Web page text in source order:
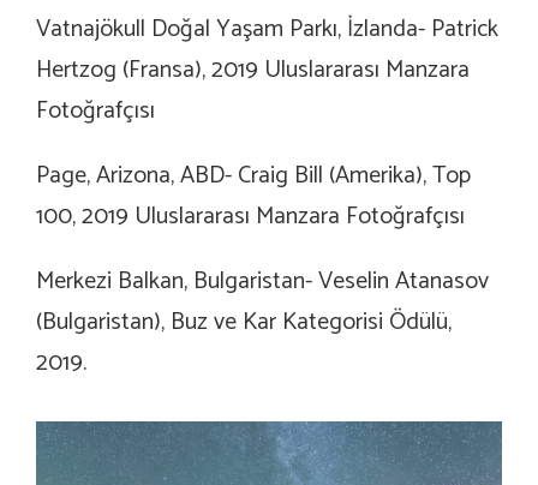
Vatnajökull Doğal Yaşam Parkı, İzlanda- Patrick
Hertzog (Fransa), 2019 Uluslararası Manzara
Fotoğrafçısı
Page, Arizona, ABD- Craig Bill (Amerika), Top
100, 2019 Uluslararası Manzara Fotoğrafçısı
Merkezi Balkan, Bulgaristan- Veselin Atanasov
(Bulgaristan), Buz ve Kar Kategorisi Ödülü,
2019.